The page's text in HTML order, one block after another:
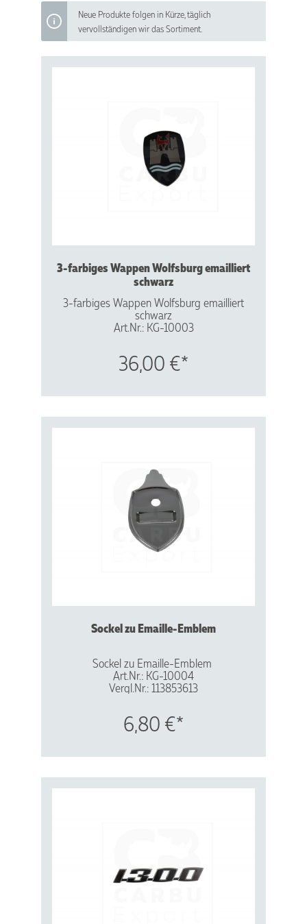
Neue Produkte folgen in Kürze, täglich
vervollständigen wir das Sortiment.
3-farbiges Wappen Wolfsburg emailliert
schwarz
3-farbiges Wappen Wolfsburg emailliert
schwarz
Art.Nr.: KG-10003
36,00 €*
Sockel zu Emaille-Emblem
Sockel zu Emaille-Emblem
Art.Nr.: KG-10004
Vergl.Nr.: 113853613
6,80 €*